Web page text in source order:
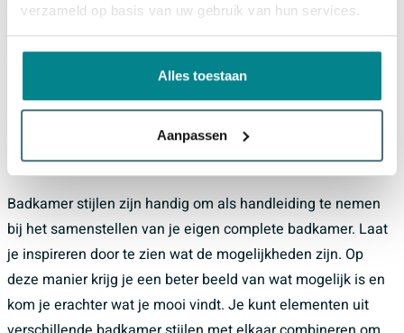
verzameld op basis van uw gebruik van hun services.
Alles toestaan
Aanpassen
om je eerst goed te oriënteren op stijl. Kijk uitgebreid rond
op onze website of in één van onze showrooms. Raadpleeg
krijg je een beter beeld van wat mogelijk is en kom je
erachter wat je mooi vindt. Met deze informatie kun je in
onze showrooms zelf, óf met behulp van onze adviseurs
eenmoodboard samenstellen.
Badkamer stijlen zijn handig om als handleiding te nemen
bij het samenstellen van je eigen complete badkamer. Laat
je inspireren door te zien wat de mogelijkheden zijn. Op
deze manier krijg je een beter beeld van wat mogelijk is en
kom je erachter wat je mooi vindt. Je kunt elementen uit